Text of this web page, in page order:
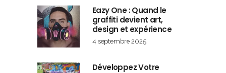
Eazy One : Quand le
graffiti devient art,
design et expérience
4 septembre 2025
Développez Votre